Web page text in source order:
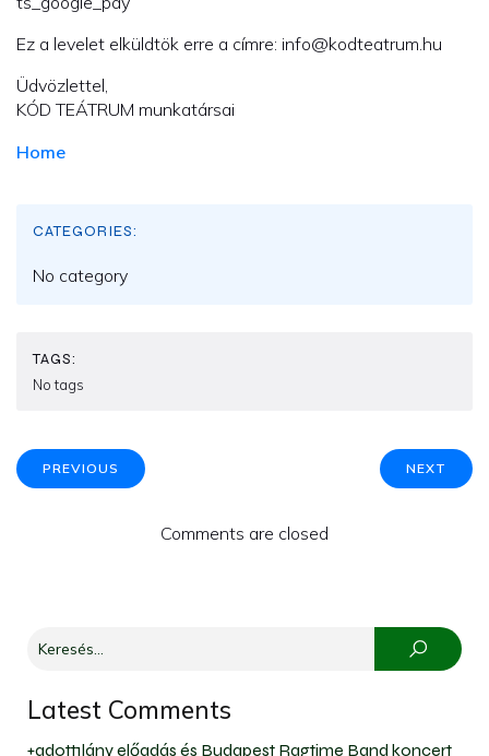
Ez a levelet elküldtök erre a címre: info@kodteatrum.hu
Üdvözlettel,
KÓD TEÁTRUM munkatársai
Home
CATEGORIES:
No category
TAGS:
No tags
PREVIOUS NEXT
Comments are closed
Latest Comments
+adott1lány előadás és Budapest Ragtime Band koncert